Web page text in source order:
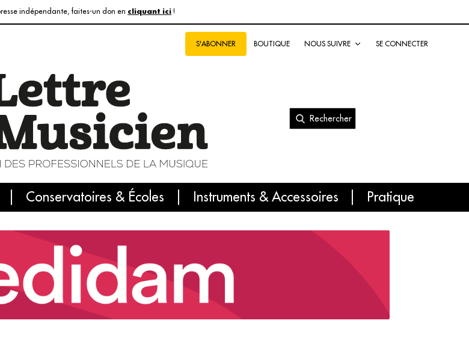
indépendante, faites-un don en cliquant ici !
S'ABONNER BOUTIQUE NOUS SUIVRE SE CONNECTER
Rechercher
Conservatoires & Écoles Instruments & Accessoires Pratique
Le numéro du mois International